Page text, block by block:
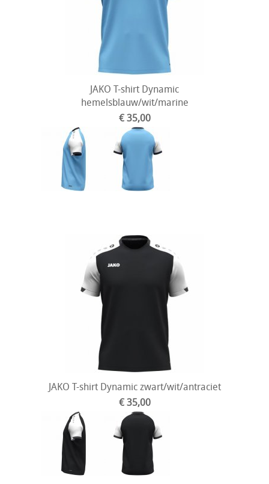
JAKO T-shirt Dynamic
hemelsblauw/wit/marine
€ 35,00
JAKO T-shirt Dynamic zwart/wit/antraciet
€ 35,00